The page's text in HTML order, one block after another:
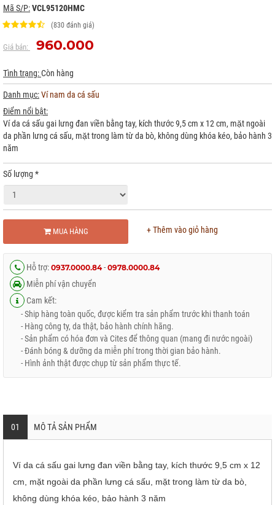
Mã S/P:VCL95120HMC
(830 đánh giá)
Giá bán: 960.000
Tình trạng:Còn hàng
Danh mục:Ví nam da cá sấu
Điểm nổi bật:
Ví da cá sấu gai lưng đan viền bằng tay, kích thước 9,5 cm x 12 cm, mặt ngoài
da phần lưng cá sấu, mặt trong làm từ da bò, không dùng khóa kéo, bảo hành 3
năm
Số lượng *
MUA HÀNG + Thêm vào giỏ hàng
Hỗ trợ: 0937.0000.84- 0978.0000.84
Miễn phí vận chuyển
Cam kết:
- Ship hàng toàn quốc, được kiểm tra sản phẩm trước khi thanh toán
- Hàng công ty, da thật, bảo hành chính hãng.
- Sản phẩm có hóa đơn và Cites để thông quan (mang đi nước ngoài)
- Đánh bóng & dưỡng da miễn phí trong thời gian bảo hành.
- Hình ảnh thật được chụp từ sản phẩm thực tế.
01 MÔ TẢ SẢN PHẨM
Ví da cá sấu gai lưng đan viền bằng tay, kích thước 9,5 cm x 12
cm, mặt ngoài da phần lưng cá sấu, mặt trong làm từ da bò,
không dùng khóa kéo, bảo hành 3 năm